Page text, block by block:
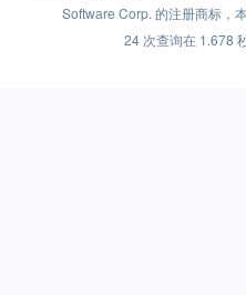
Software Corp. 的注册商标，
24 次查询在 1.678